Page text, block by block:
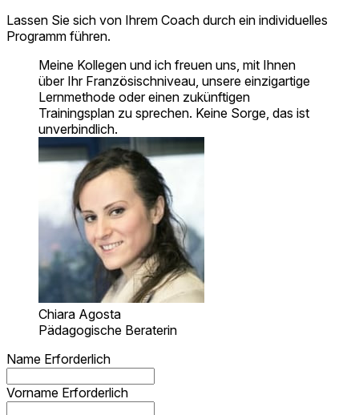
Lassen Sie sich von Ihrem Coach durch ein individuelles
Programm führen.
Meine Kollegen und ich freuen uns, mit Ihnen
über Ihr Französischniveau, unsere einzigartige
Lernmethode oder einen zukünftigen
Trainingsplan zu sprechen. Keine Sorge, das ist
unverbindlich.
Chiara Agosta
Pädagogische Beraterin
Name Erforderlich
Vorname Erforderlich